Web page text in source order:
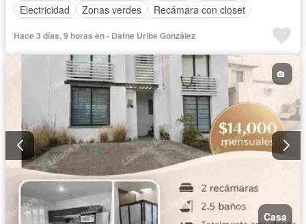
Electricidad
Zonas verdes
Recámara con closet
Hace 3 días, 9 horas en - Dafne Uribe González
Casa